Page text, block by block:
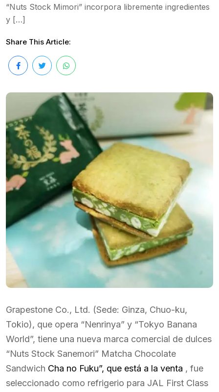
“Nuts Stock Mimori” incorpora libremente ingredientes
y […]
Share This Article:
Grapestone Co., Ltd. (Sede: Ginza, Chuo-ku,
Tokio), que opera “Nenrinya” y “Tokyo Banana
World”, tiene una nueva marca comercial de dulces
“Nuts Stock Sanemori” Matcha Chocolate
Sandwich Cha no Fuku”, que está a la venta , fue
seleccionado como refrigerio para JAL First Class